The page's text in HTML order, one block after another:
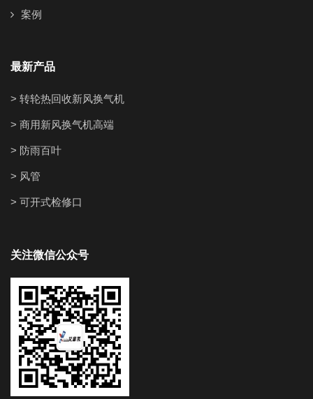
案例
最新产品
> 转轮热回收新风换气机
> 商用新风换气机高端
> 防雨百叶
> 风管
> 可开式检修口
关注微信公众号